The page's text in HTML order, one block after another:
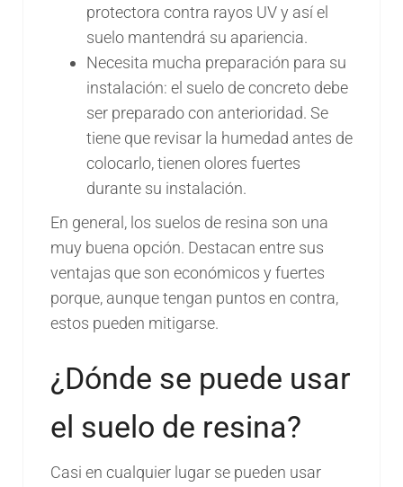
protectora contra rayos UV y así el
suelo mantendrá su apariencia.
Necesita mucha preparación para su
instalación: el suelo de concreto debe
ser preparado con anterioridad. Se
tiene que revisar la humedad antes de
colocarlo, tienen olores fuertes
durante su instalación.
En general, los suelos de resina son una
muy buena opción. Destacan entre sus
ventajas que son económicos y fuertes
porque, aunque tengan puntos en contra,
estos pueden mitigarse.
¿Dónde se puede usar
el suelo de resina?
Casi en cualquier lugar se pueden usar